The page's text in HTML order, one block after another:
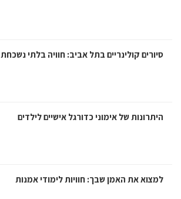
סיורים קולינריים בתל אביב: חוויה בלתי נשכחת
היתרונות של אימוני כדורגל אישיים לילדים
למצוא את האמן שבך: חוויות לימודי אמנות